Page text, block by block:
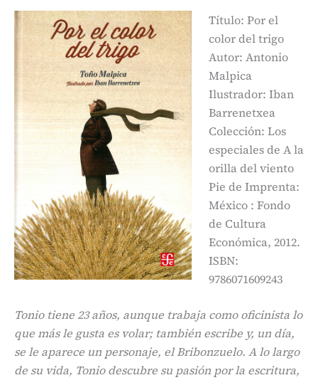
Título: Por el
color del trigo
Autor: Antonio
Malpica
Ilustrador: Iban
Barrenetxea
Colección: Los
especiales de A la
orilla del viento
Pie de Imprenta:
México : Fondo
de Cultura
Económica, 2012.
ISBN:
9786071609243
Tonio tiene 23 años, aunque trabaja como oficinista lo
que más le gusta es volar; también escribe y, un día,
se le aparece un personaje, el Bribonzuelo. A lo largo
de su vida, Tonio descubre su pasión por la escritura,